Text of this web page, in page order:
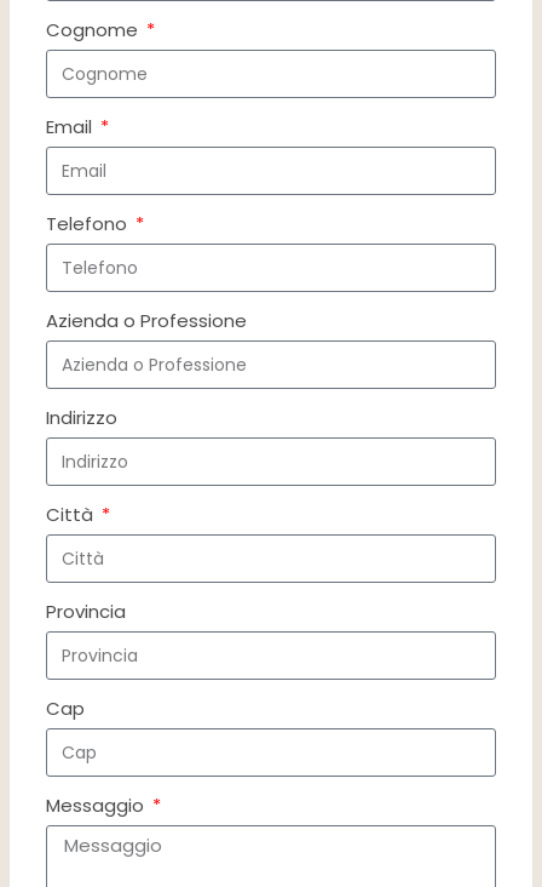
Cognome
Email
Telefono
Azienda o Professione
Indirizzo
Città
Provincia
Cap
Messaggio